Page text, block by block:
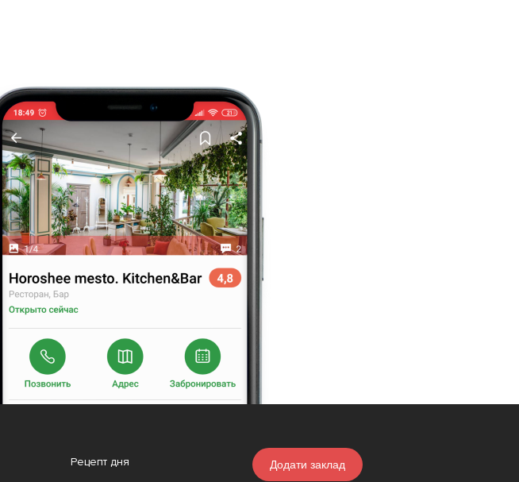
Рецепт дня Додати заклад